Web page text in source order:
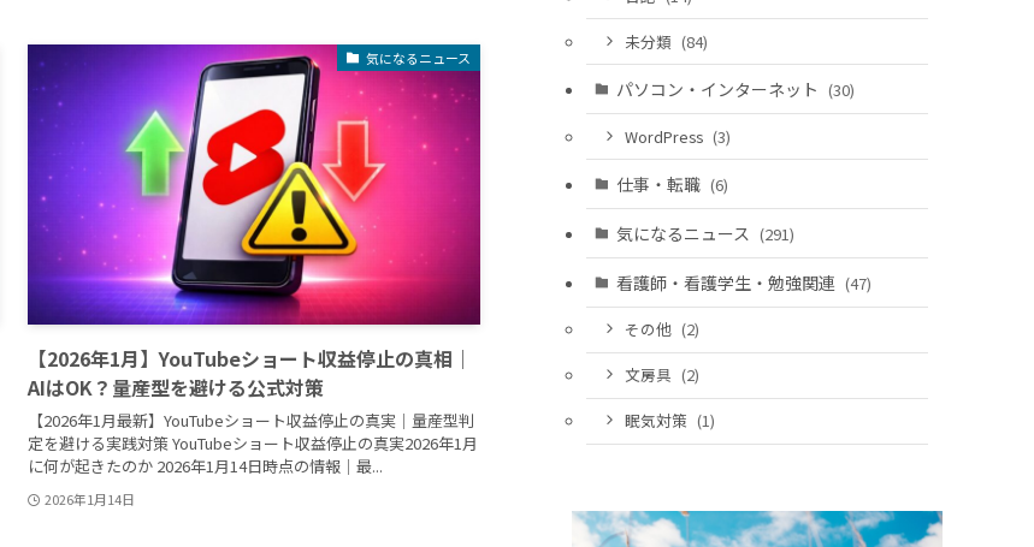
気になるニュース
【2026年1月】YouTubeショート収益停止の真相｜
AIはOK？量産型を避ける公式対策
【2026年1月最新】YouTubeショート収益停止の真実｜量産型判
定を避ける実践対策 YouTubeショート収益停止の真実2026年1月
に何が起きたのか 2026年1月14日時点の情報｜最...
2026年1月14日
未分類 (84)
パソコン・インターネット (30)
WordPress (3)
仕事・転職 (6)
気になるニュース (291)
看護師・看護学生・勉強関連 (47)
その他 (2)
文房具 (2)
眠気対策 (1)